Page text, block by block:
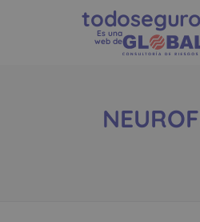
Es una
web de